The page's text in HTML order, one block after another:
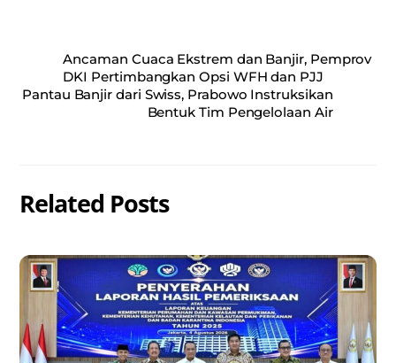
Ancaman Cuaca Ekstrem dan Banjir, Pemprov
DKI Pertimbangkan Opsi WFH dan PJJ
Pantau Banjir dari Swiss, Prabowo Instruksikan
Bentuk Tim Pengelolaan Air
Related Posts